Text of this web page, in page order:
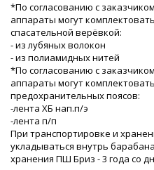
*По согласованию с
аппараты могут
спасательной верёвкой:
- из лубяных волокон
- из полиамидных нитей
*По согласованию с
аппараты могут
предохранительных поясов:
-лента ХБ нап.п/э
-лента п/п
При транспортировке и
укладываться внутрь
хранения ПШ Бриз - 3 года со